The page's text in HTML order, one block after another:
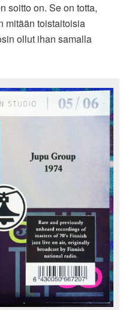
soitto on. Se on totta,
mitään toistaitoisia
ollut ihan samalla